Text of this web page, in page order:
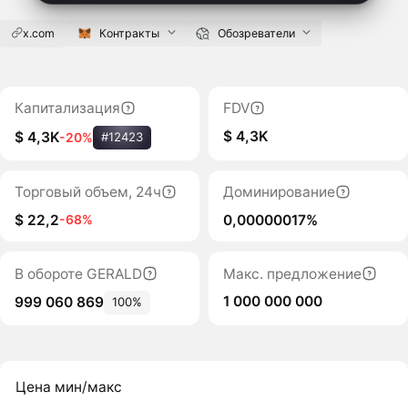
x.com Контракты Обозреватели
Капитализация
$ 4,3K-20% #12423
FDV
$ 4,3K
Торговый объем, 24ч
$ 22,2-68%
Доминирование
0,00000017%
В обороте GERALD
999 060 869 100%
Макс. предложение
1 000 000 000
Цена мин/макс